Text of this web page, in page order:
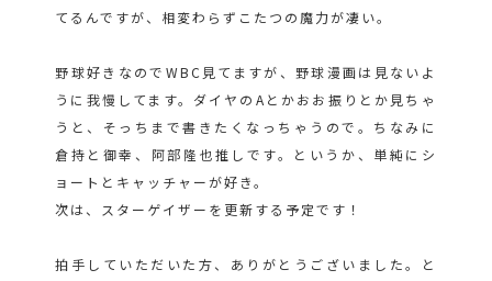
てるんですが、相変わらずこたつの魔力が凄い。
野球好きなのでWBC見てますが、野球漫画は見ないよ
うに我慢してます。ダイヤのAとかおお振りとか見ちゃ
うと、そっちまで書きたくなっちゃうので。ちなみに
倉持と御幸、阿部隆也推しです。というか、単純にシ
ョートとキャッチャーが好き。
次は、スターゲイザーを更新する予定です！
拍手していただいた方、ありがとうございました。と